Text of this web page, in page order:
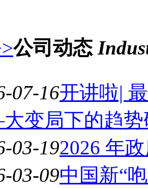
公司动态
07-16开讲啦|
变局下的趋势
03-192026 年
03-09中国新“